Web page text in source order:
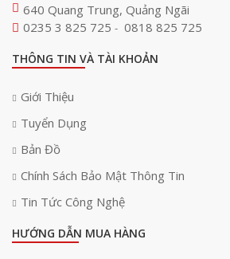
640 Quang Trung, Quảng Ngãi
0235 3 825 725 - 0818 825 725
THÔNG TIN VÀ TÀI KHOẢN
Giới Thiệu
Tuyển Dụng
Bản Đồ
Chính Sách Bảo Mật Thông Tin
Tin Tức Công Nghệ
HƯỚNG DẪN MUA HÀNG